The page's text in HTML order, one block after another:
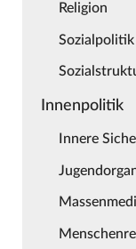
Religion
Sozialpolitik
Innenpolitik
Innere